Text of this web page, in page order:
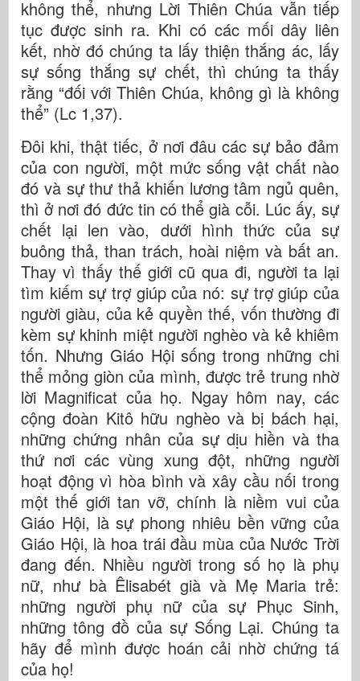
không thể, nhưng Lời Thiên Chúa vẫn tiếp
tục được sinh ra. Khi có các mối dây liên
kết, nhờ đó chúng ta lấy thiện thắng ác, lấy
sự sống thắng sự chết, thì chúng ta thấy
rằng “đối với Thiên Chúa, không gì là không
thể” (Lc 1,37).
Đôi khi, thật tiếc, ở nơi đâu các sự bảo đảm
của con người, một mức sống vật chất nào
đó và sự thư thả khiến lương tâm ngủ quên,
thì ở nơi đó đức tin có thể già cỗi. Lúc ấy, sự
chết lại len vào, dưới hình thức của sự
buông thả, than trách, hoài niệm và bất an.
Thay vì thấy thế giới cũ qua đi, người ta lại
tìm kiếm sự trợ giúp của nó: sự trợ giúp của
người giàu, của kẻ quyền thế, vốn thường đi
kèm sự khinh miệt người nghèo và kẻ khiêm
tốn. Nhưng Giáo Hội sống trong những chi
thể mỏng giòn của mình, được trẻ trung nhờ
lời Magnificat của họ. Ngay hôm nay, các
cộng đoàn Kitô hữu nghèo và bị bách hại,
những chứng nhân của sự dịu hiền và tha
thứ nơi các vùng xung đột, những người
hoạt động vì hòa bình và xây cầu nối trong
một thế giới tan vỡ, chính là niềm vui của
Giáo Hội, là sự phong nhiêu bền vững của
Giáo Hội, là hoa trái đầu mùa của Nước Trời
đang đến. Nhiều người trong số họ là phụ
nữ, như bà Êlisabét già và Mẹ Maria trẻ:
những người phụ nữ của sự Phục Sinh,
những tông đồ của sự Sống Lại. Chúng ta
hãy để mình được hoán cải nhờ chứng tá
của họ!